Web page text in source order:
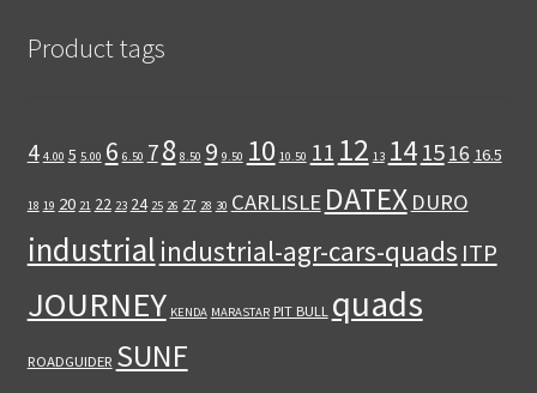
Product tags
4 4.00 5 5.00 6 6.50 78 8.50 9 9.50 10 10.50 11 12 13 14 1516 16.5
18 19 20 21 22 23 24 25 26 27 28 30 CARLISLE DATEX DURO
industrial industrial-agr-cars-quads ITP
JOURNEY KENDA MARASTAR PIT BULL quads
ROADGUIDER SUNF